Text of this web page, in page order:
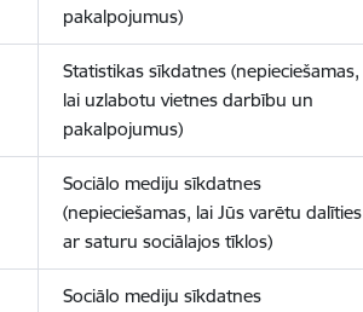
pakalpojumus)
Statistikas sīkdatnes (nepieciešamas,
lai uzlabotu vietnes darbību un
pakalpojumus)
Sociālo mediju sīkdatnes
(nepieciešamas, lai Jūs varētu dalīties
ar saturu sociālajos tīklos)
Sociālo mediju sīkdatnes